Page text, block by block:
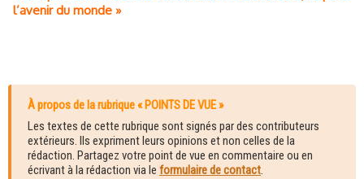
l’avenir du monde »
À propos de la rubrique « POINTS DE VUE »
Les textes de cette rubrique sont signés par des contributeurs
extérieurs. Ils expriment leurs opinions et non celles de la
rédaction. Partagez votre point de vue en commentaire ou en
écrivant à la rédaction via le formulaire de contact.